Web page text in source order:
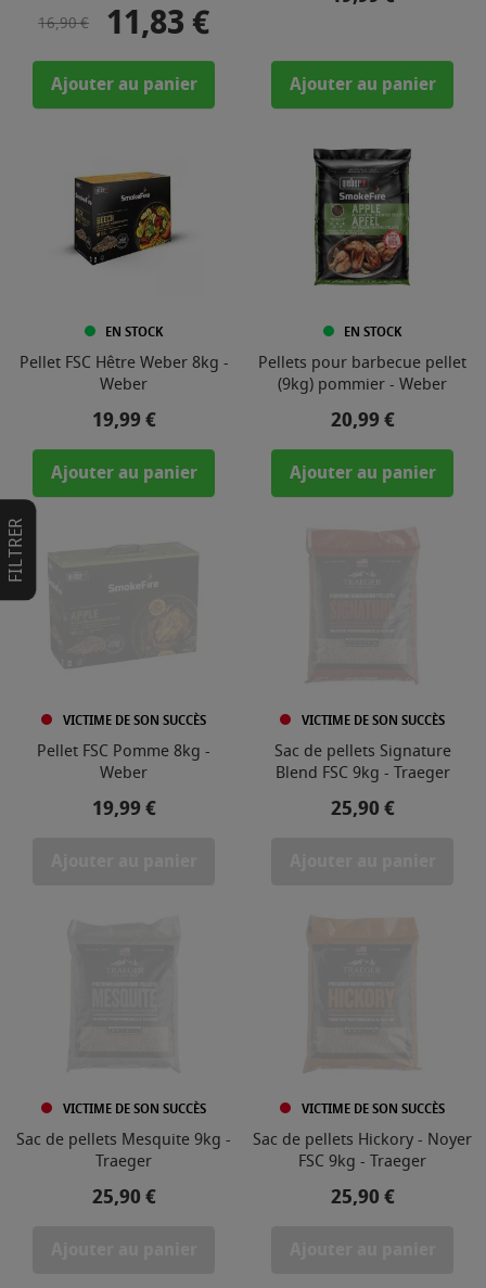
FILTRER
Prix de base
16,90 € Prix
11,83 €
Ajouter au panier Ajouter au panier
EN STOCK
Pellet FSC Hêtre Weber 8kg -
Weber
Prix
19,99 €
Ajouter au panier
EN STOCK
Pellets pour barbecue pellet
(9kg) pommier - Weber
Prix
20,99 €
Ajouter au panier
VICTIME DE SON SUCCÈS
Pellet FSC Pomme 8kg -
Weber
Prix
19,99 €
VICTIME DE SON SUCCÈS
Sac de pellets Signature
Blend FSC 9kg - Traeger
Prix
25,90 €
VICTIME DE SON SUCCÈS
Sac de pellets Mesquite 9kg -
Traeger
Prix
25,90 €
VICTIME DE SON SUCCÈS
Sac de pellets Hickory - Noyer
FSC 9kg - Traeger
Prix
25,90 €